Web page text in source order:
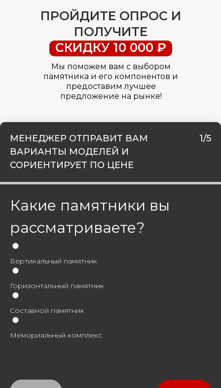
ПРОЙДИТЕ ОПРОС И
ПОЛУЧИТЕ
СКИДКУ 10 000 ₽
Мы поможем вам с выбором
памятника и его компонентов и
предоставим лучшее
предложение на рынке!
МЕНЕДЖЕР ОТПРАВИТ ВАМ
ВАРИАНТЫ МОДЕЛЕЙ И
СОРИЕНТИРУЕТ ПО ЦЕНЕ
1/5
Какие памятники вы
рассматриваете?
Вертикальный памятник
Горизонтальный памятник
Составной памятник
Мемориальный комплекс